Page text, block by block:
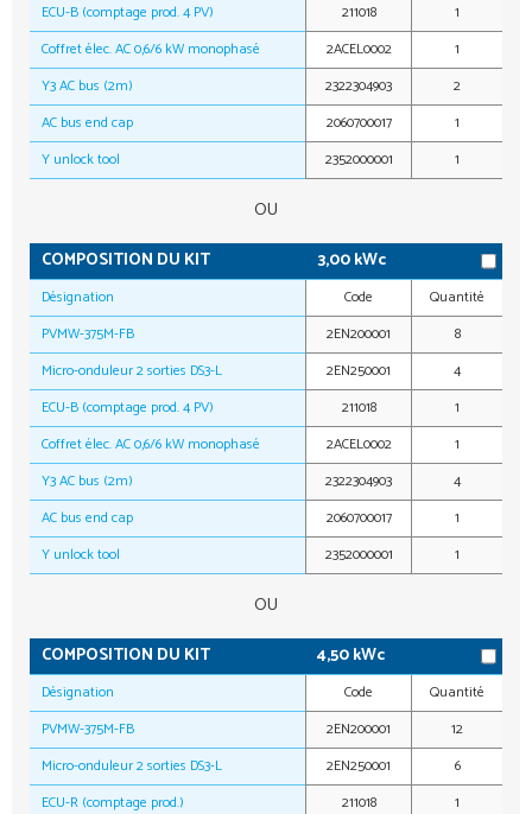
ECU-B (comptage prod. 4 PV)
211018
1
Coffret élec. AC 0,6/6 kW monophasé
2ACEL0002
1
Y3 AC bus (2m)
2322304903
2
AC bus end cap
2060700017
1
Y unlock tool
2352000001 1
OU
COMPOSITION DU KIT
3,00 kWc
Désignation Code
Quantité
PVMW-375M-FB
2EN200001
8
Micro-onduleur 2 sorties DS3-L
2EN250001
4
ECU-B (comptage prod. 4 PV)
211018
1
Coffret élec. AC 0,6/6 kW monophasé
2ACEL0002
1
Y3 AC bus (2m)
2322304903
4
AC bus end cap
2060700017
1
Y unlock tool
2352000001 1
OU
COMPOSITION DU KIT
4,50 kWc
Désignation Code
Quantité
PVMW-375M-FB
2EN200001
12
Micro-onduleur 2 sorties DS3-L
2EN250001
6
ECU-R (comptage prod.)
211018 1